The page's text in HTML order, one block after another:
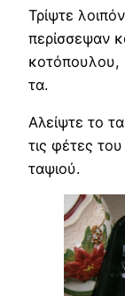
Τρίψτε
περίσσεψαν
κοτόπουλου,
τα.
Αλείψτε το
τις φέτες
ταψιού.